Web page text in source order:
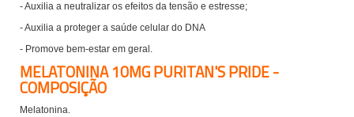
- Auxilia a neutralizar os efeitos da tensão e estresse;
- Auxilia a proteger a saúde celular do DNA
- Promove bem-estar em geral.
MELATONINA 10MG PURITAN'S PRIDE -
COMPOSIÇÃO
Melatonina.